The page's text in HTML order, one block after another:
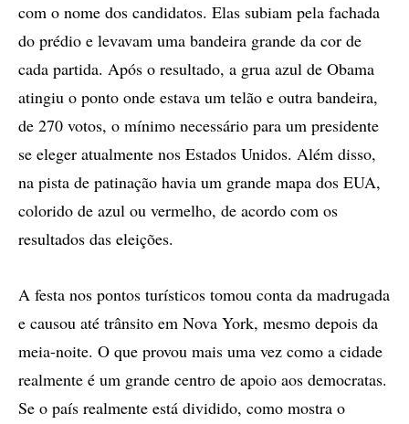
com o nome dos candidatos. Elas subiam pela fachada
do prédio e levavam uma bandeira grande da cor de
cada partida. Após o resultado, a grua azul de Obama
atingiu o ponto onde estava um telão e outra bandeira,
de 270 votos, o mínimo necessário para um presidente
se eleger atualmente nos Estados Unidos. Além disso,
na pista de patinação havia um grande mapa dos EUA,
colorido de azul ou vermelho, de acordo com os
resultados das eleições.
A festa nos pontos turísticos tomou conta da madrugada
e causou até trânsito em Nova York, mesmo depois da
meia-noite. O que provou mais uma vez como a cidade
realmente é um grande centro de apoio aos democratas.
Se o país realmente está dividido, como mostra o